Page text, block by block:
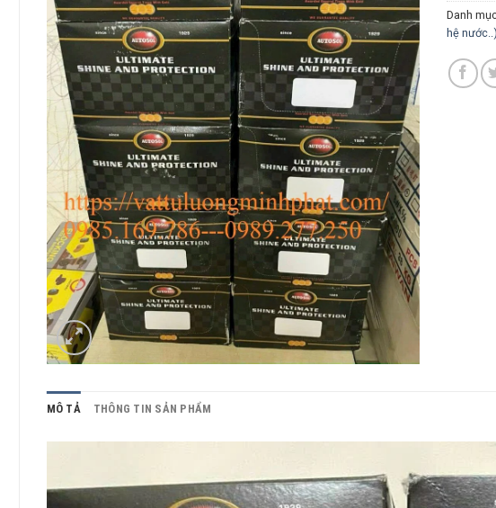
Danh
hệ
MÔ TẢ THÔNG TIN SẢN PHẨM